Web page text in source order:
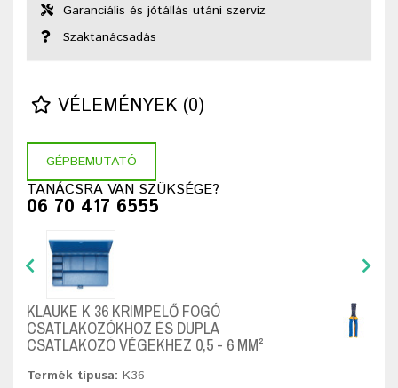
Garanciális és jótállás utáni szerviz
Szaktanácsadás
VÉLEMÉNYEK (0)
GÉPBEMUTATÓ
TANÁCSRA VAN SZÜKSÉGE?
06 70 417 6555
KLAUKE K 36 KRIMPELŐ FOGÓ
CSATLAKOZÓKHOZ ÉS DUPLA
CSATLAKOZÓ VÉGEKHEZ 0,5 - 6 MM²
Termék típusa: K36